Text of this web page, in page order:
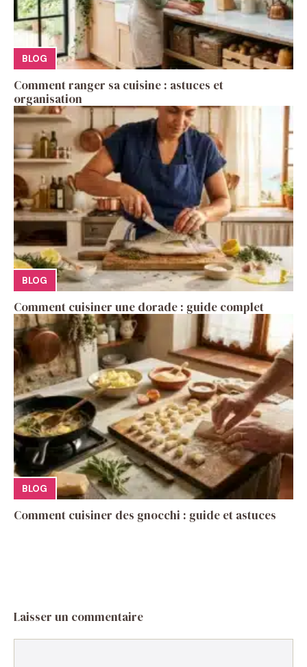
BLOG
Comment ranger sa cuisine : astuces et
organisation
BLOG
Comment cuisiner une dorade : guide complet
BLOG
Comment cuisiner des gnocchi : guide et astuces
Laisser un commentaire